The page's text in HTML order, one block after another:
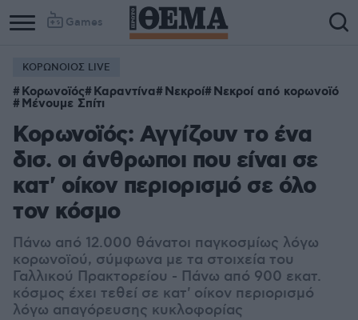
Games
ΚΟΡΩΝΟΙΟΣ LIVE
Κορωνοϊός Καραντίνα Νεκροί Νεκροί από κορωνοϊό
Μένουμε Σπίτι
Κορωνοϊός: Αγγίζουν το ένα
δισ. οι άνθρωποι που είναι σε
κατ' οίκον περιορισμό σε όλο
τον κόσμο
Πάνω από 12.000 θάνατοι παγκοσμίως λόγω
κορωνοϊού, σύμφωνα με τα στοιχεία του
Γαλλικού Πρακτορείου - Πάνω από 900 εκατ.
κόσμος έχει τεθεί σε κατ' οίκον περιορισμό
λόγω απαγόρευσης κυκλοφορίας